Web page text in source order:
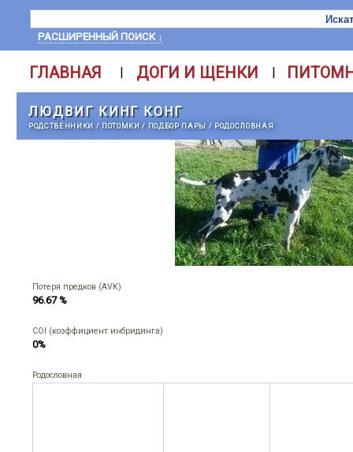
РАСШИРЕННЫЙ ПОИСК ↓
ГЛАВНАЯ | ДОГИ И ЩЕНКИ |
ЛЮДВИГ КИНГ КОНГ
РОДСТВЕННИКИ / ПОТОМКИ/ ПОДБОР ПАРЫ / РОДОСЛОВНАЯ
Потеря предков (AVK)
96.67 %
COI (коэффициент инбридинга)
0%
Родословная